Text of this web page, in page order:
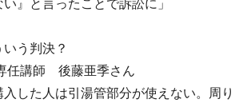
』と言ったことで訴訟に」
う判決？
任講師 後藤亜季さん
入した人は引湯管部分が使えない。周り